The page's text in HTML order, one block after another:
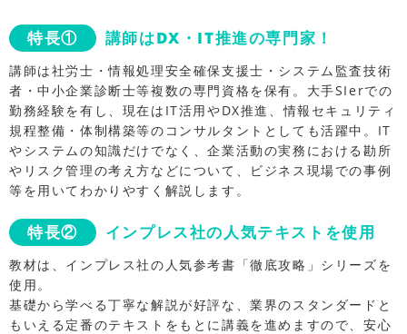
特長① 講師はDX・IT推進の専門家！
講師は社労士・情報処理安全確保支援士・システム監査技術
者・中小企業診断士等複数の専門資格を保有。大手SIerでの
勤務経験を有し、現在はIT活用やDX推進、情報セキュリティ
規程整備・体制構築等のコンサルタントとしても活躍中。IT
やシステムの知識だけでなく、企業活動の実務における勘所
やリスク管理の考え方などについて、ビジネス現場での事例
等を用いてわかりやすく解説します。
特長② インプレス社の人気テキストを使用
教材は、インプレス社の人気参考書「徹底攻略」シリーズを
使用。
基礎から学べる丁寧な解説が好評な、業界のスタンダードと
もいえる定番のテキストをもとに講義を進めますので、安心